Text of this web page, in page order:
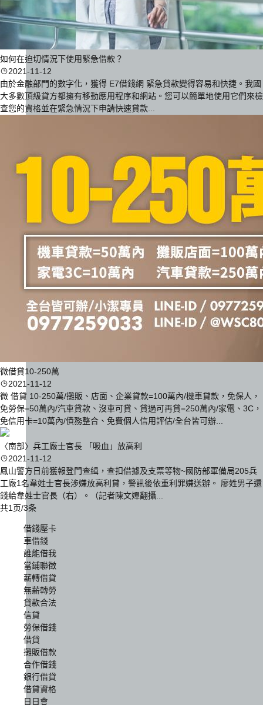
如何在迫切情況下使用緊急借款？
2021-11-12
由於金融部門的數字化，獲得 E7借錢網 緊急貸款變得容易和快捷。我國
大多數頂級貸方都擁有移動應用程序和網站。您可以簡單地使用它們來檢
查您的資格並在緊急情況下申請快速貸款...
微借貸10-250萬
2021-11-12
微 借貸 10-250萬/攤販、店面、企業貸款=100萬內/機車貸款，免保人，
免勞保=50萬內/汽車貸款、沒車可貸、貸過可再貸=250萬內/家電、3C，
免信用卡=10萬內/債務整合、免費個人信用評估/全台皆可辦...
〈南部〉兵工廠士官長 「吸血」放高利
2021-11-12
鳳山警方日前獲報登門查緝，查扣借據及支票等物~國防部軍備局205兵
工廠1名韋姓士官長涉嫌放高利貸，警訊後依重利罪嫌送辦。 廖姓男子還
錢給韋姓士官長（右）。（記者陳文嬋翻攝...
共1页/3条
借錢壓卡
車借錢
誰能借我
當鋪聯徵
薪轉借貸
無薪轉勞
貸款合法
信貸
勞保借錢
借貸
攤販借款
合作借錢
銀行借貸
借貸資格
日日會